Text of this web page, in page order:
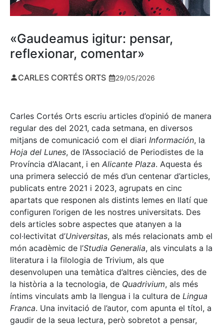
«Gaudeamus igitur: pensar,
reflexionar, comentar»
CARLES CORTÉS ORTS 29/05/2026
Carles Cortés Orts escriu articles d’opinió de manera
regular des del 2021, cada setmana, en diversos
mitjans de comunicació com el diari Información, la
Hoja del Lunes, de l’Associació de Periodistes de la
Província d’Alacant, i en Alicante Plaza. Aquesta és
una primera selecció de més d’un centenar d’articles,
publicats entre 2021 i 2023, agrupats en cinc
apartats que responen als distints lemes en llatí que
configuren l’origen de les nostres universitats. Des
dels articles sobre aspectes que atanyen a la
col·lectivitat d’Universitas, als més relacionats amb el
món acadèmic de l’Studia Generalia, als vinculats a la
literatura i la filologia de Trivium, als que
desenvolupen una temàtica d’altres ciències, des de
la història a la tecnologia, de Quadrivium, als més
íntims vinculats amb la llengua i la cultura de Lingua
Franca. Una invitació de l’autor, com apunta el títol, a
gaudir de la seua lectura, però sobretot a pensar,